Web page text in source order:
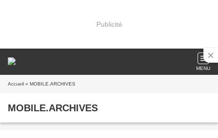
Publicité
MENU
Accueil » MOBILE.ARCHIVES
MOBILE.ARCHIVES